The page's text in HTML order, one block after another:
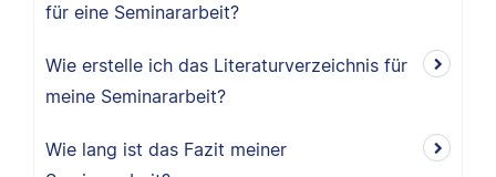
für eine Seminararbeit?
Wie erstelle ich das Literaturverzeichnis für
meine Seminararbeit?
Wie lang ist das Fazit meiner